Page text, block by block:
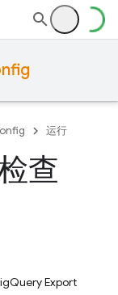
运行
查
Export